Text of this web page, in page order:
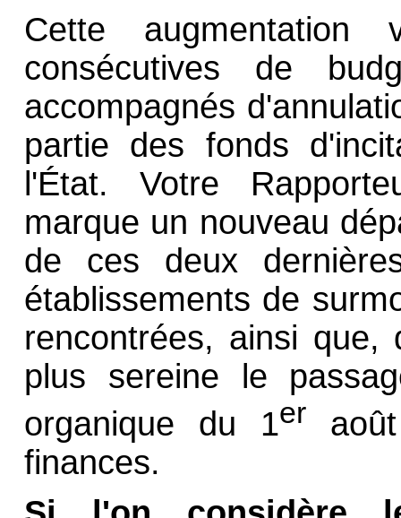
Cette augmentation
consécutives de
accompagnés
partie des fonds
l'État. Votre
marque un nouveau
de ces deux
établissements de
rencontrées, ainsi que,
plus sereine le
organique du 1er
finances.